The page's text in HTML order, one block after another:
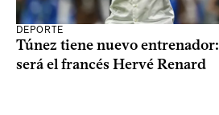
DEPORTE
Túnez tiene nuevo entrenador:
será el francés Hervé Renard